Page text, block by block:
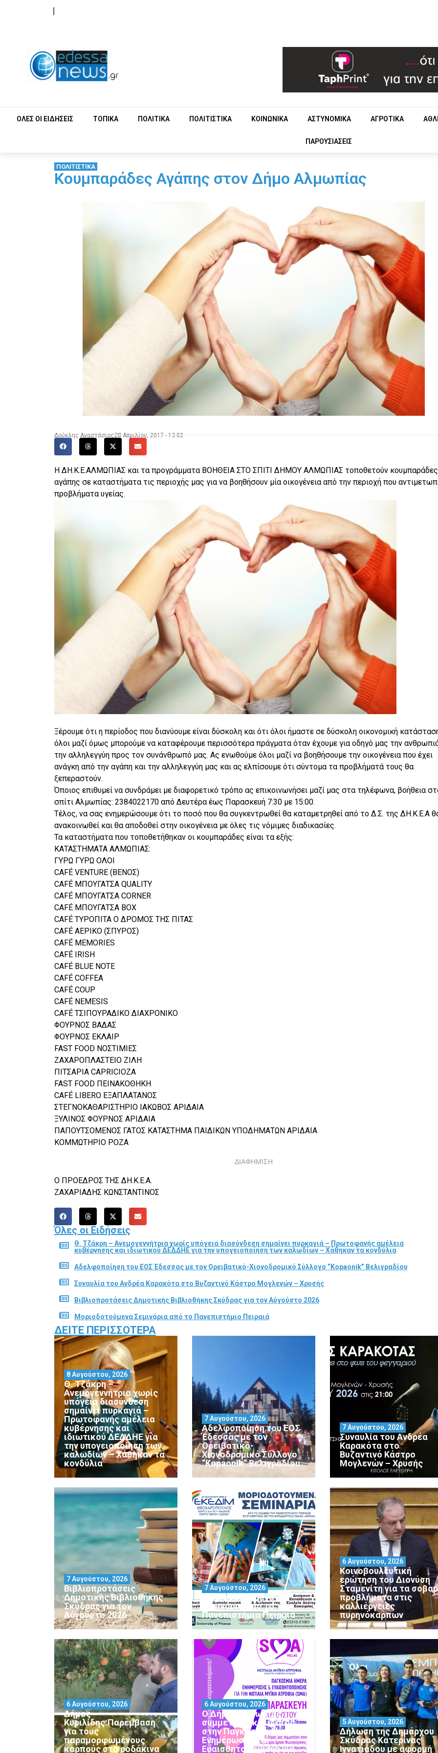
ΟΛΕΣ ΟΙ ΕΙΔΗΣΕΙΣ ΤΟΠΙΚΑ ΠΟΛΙΤΙΚΑ ΠΟΛΙΤΙΣΤΙΚΑ ΚΟΙΝΩΝΙΚΑ ΑΣΤΥΝΟΜΙΚΑ ΑΓΡΟΤΙΚΑ
ΠΑΡΟΥΣΙΑΣΕΙΣ
ΠΟΛΙΤΙΣΤΙΚΑ
Κουμπαράδες Αγάπης στον Δήμο Αλμωπίας
Δούκλης Αναστάσιος 28 Απριλίου, 2017 - 13:02
Η ΔΗ.Κ.Ε.ΑΛΜΩΠΙΑΣ και τα προγράμματα ΒΟΗΘΕΙΑ ΣΤΟ ΣΠΙΤΙ ΔΗΜΟΥ ΑΛΜΩΠΙΑΣ τοποθετούν κουμπαράδες
αγάπης σε καταστήματα τις περιοχής μας για να βοηθήσουν μία οικογένεια από την περιοχή που
προβλήματα υγείας.
Ξέρουμε ότι η περίοδος που διανύουμε είναι δύσκολη και ότι όλοι ήμαστε σε δύσκολη οικονομική
όλοι μαζί όμως μπορούμε να καταφέρουμε περισσότερα πράγματα όταν έχουμε για οδηγό μας την
την αλληλεγγύη προς τον συνάνθρωπό μας. Ας ενωθούμε όλοι μαζί να βοηθήσουμε την οικογένεια που έχει
ανάγκη από την αγάπη και την αλληλεγγύη μας και ας ελπίσουμε ότι σύντομα τα προβλήματά τους θα
ξεπεραστούν.
Όποιος επιθυμεί να συνδράμει με διαφορετικό τρόπο ας επικοινωνήσει μαζί μας στα τηλέφωνα, βοήθεια
σπίτι Αλμωπίας: 2384022170 από Δευτέρα έως Παρασκευή 7:30 με 15:00.
Τέλος, να σας ενημερώσουμε ότι το ποσό που θα συγκεντρωθεί θα καταμετρηθεί από το Δ.Σ. της ΔΗ.Κ.Ε.Α
ανακοινωθεί και θα αποδοθεί στην οικογένεια με όλες τις νόμιμες διαδικασίες.
Τα καταστήματα που τοποθετήθηκαν οι κουμπαράδες είναι τα εξής:
ΚΑΤΑΣΤΗΜΑΤΑ ΑΛΜΩΠΙΑΣ:
ΓΥΡΩ ΓΥΡΩ ΟΛΟΙ
CAFÉ VENTURE (ΒΕΝΟΣ)
CAFÉ ΜΠΟΥΓΑΤΣΑ QUALITY
CAFÉ ΜΠΟΥΓΑΤΣΑ CORNER
CAFÉ ΜΠΟΥΓΑΤΣΑ BOX
CAFÉ ΤΥΡΟΠΙΤΑ Ο ΔΡΟΜΟΣ ΤΗΣ ΠΙΤΑΣ
CAFÉ ΑΕΡΙΚΟ (ΣΠΥΡΟΣ)
CAFÉ MEMORIES
CAFÉ IRISH
CAFÉ BLUE NOTE
CAFÉ COFFEA
CAFÉ COUP
CAFÉ NEMESIS
CAFÉ ΤΣΙΠΟΥΡΑΔΙΚΟ ΔΙΑΧΡΟΝΙΚΟ
ΦΟΥΡΝΟΣ ΒΑΔΑΣ
ΦΟΥΡΝΟΣ ΕΚΛΑΙΡ
FAST FOOD ΝΟΣΤΙΜΙΕΣ
ΖΑΧΑΡΟΠΛΑΣΤΕΙΟ ΖΙΛΗ
ΠΙΤΣΑΡΙΑ CAPRICIOZA
FAST FOOD ΠΕΙΝΑΚΟΘΗΚΗ
CAFÉ LIBERO ΕΞΑΠΛΑΤΑΝΟΣ
ΣΤΕΓΝΟΚΑΘΑΡΙΣΤΗΡΙΟ ΙΑΚΩΒΟΣ ΑΡΙΔΑΙΑ
ΞΥΛΙΝΟΣ ΦΟΥΡΝΟΣ ΑΡΙΔΑΙΑ
ΠΑΠΟΥΤΣΟΜΕΝΟΣ ΓΑΤΟΣ ΚΑΤΑΣΤΗΜΑ ΠΑΙΔΙΚΩΝ ΥΠΟΔΗΜΑΤΩΝ ΑΡΙΔΑΙΑ
ΚΟΜΜΩΤΗΡΙΟ ΡΟΖΑ
ΔΙΑΦΗΜΙΣΗ
Ο ΠΡΟΕΔΡΟΣ ΤΗΣ ΔΗ.Κ.Ε.Α.
ΖΑΧΑΡΙΑΔΗΣ ΚΩΝΣΤΑΝΤΙΝΟΣ
Όλες οι Ειδήσεις
Θ. Τζάκρη – Ανεμογεννήτρια χωρίς υπόγεια διασύνδεση σημαίνει πυρκαγιά – Πρωτοφανής αμέλεια
κυβέρνησης και ιδιωτικού ΔΕΔΔΗΕ για την υπογειοποίηση των καλωδίων – Χάθηκαν τα κονδύλια
Αδελφοποίηση του ΕΟΣ Έδεσσας με τον Ορειβατικό-Χιονοδρομικό Σύλλογο “Kopaonik” Βελιγραδίου
Συναυλία του Ανδρέα Καρακότα στο Βυζαντινό Κάστρο Μογλενών – Χρυσής
Βιβλιοπροτάσεις Δημοτικής Βιβλιοθήκης Σκύδρας για τον Αύγούστο 2026
Μοριοδοτούμενα Σεμινάρια από το Πανεπιστήμιο Πειραιά
ΔΕΊΤΕ ΠΕΡΙΣΣΌΤΕΡΑ
Θ. Τζάκρη –
Ανεμογεννήτρια χωρίς
υπόγεια διασύνδεση
σημαίνει πυρκαγιά –
Πρωτοφανής αμέλεια
κυβέρνησης και
ιδιωτικού ΔΕΔΔΗΕ για
την υπογειοποίηση των
καλωδίων – Χάθηκαν τα
κονδύλια
8 Αυγούστου, 2026
Αδελφοποίηση του ΕΟΣ
Έδεσσας με τον
Ορειβατικό-
Χιονοδρομικό Σύλλογο
“Kopaonik” Βελιγραδίου
7 Αυγούστου, 2026
Συναυλία του Ανδρέα
Καρακότα στο
Βυζαντινό Κάστρο
Μογλενών – Χρυσής
7 Αυγούστου, 2026
Βιβλιοπροτάσεις
Δημοτικής Βιβλιοθήκης
Σκύδρας για τον
Αύγούστο 2026
7 Αυγούστου, 2026
Μοριοδοτούμενα
Σεμινάρια από το
Πανεπιστήμιο Πειραιά
7 Αυγούστου, 2026
Κοινοβουλευτική
ερώτηση του Διονύση
Σταμενίτη για τα
προβλήματα στις
καλλιέργειες
πυρηνόκαρπων
6 Αυγούστου, 2026
Δήμος
Κυριλίδης:Παρέμβαση
για τους
παραμορφωμένους
καρπούς στα ροδάκινα
6 Αυγούστου, 2026
Ο Δήμος Αλμωπίας
συμμετέχει και φέτος
στην Παγκόσμια Ημέρα
Ενημέρωσης και
Ευαισθητοποίησης για
6 Αυγούστου, 2026
Δήλωση της Δημάρχου
Σκύδρας Κατερίνας
Ιγνατιάδου με αφορμή
5 Αυγούστου, 2026